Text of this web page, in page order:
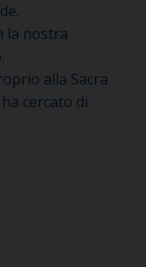
la nostra
alla Sacra
cercato di